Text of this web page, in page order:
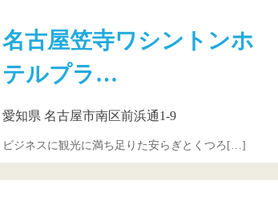
名古屋笠寺ワシントンホ
テルプラ…
愛知県 名古屋市南区前浜通1-9
ビジネスに観光に満ち足りた安らぎとくつろ[…]